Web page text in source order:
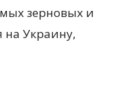
зерновых и
на Украину,